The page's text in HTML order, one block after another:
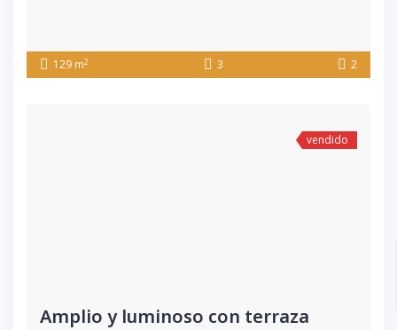
129 m2 3 2
vendido
Amplio y luminoso con terraza